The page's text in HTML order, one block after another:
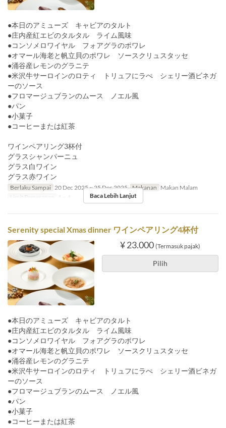
●本日のアミューズ キャビアのタルト
●庄内産紅エビのタルタル ライム風味
●コンソメロワイヤル フォアグラのポワレ
●オマール海老と帆立貝のポワレ ソースクリュスタッセ
●涌谷産レモンのグラニテ
●米沢牛サーロインのロティ トリュフにラぺ シェリー酒ビネガ
ーのソース
●フロマージュブランのムース ノエル風
●パン
●小菓子
●コーヒーまたは紅茶
ワインペアリング3杯付
グラスシャンパーニュ
グラス白ワイン
グラス赤ワイン
Berlaku Sampai 20 Dec 2025 ~ 25 Dec 2025 Makanan Makan Malam
Limit Pemesanan
1 ~ 4 Baca Lebih Lanjut
Serenity special Xmas dinner ワインペアリング4杯付
¥ 23.000 (Termasuk pajak)
Pilih
●本日のアミューズ キャビアのタルト
●庄内産紅エビのタルタル ライム風味
●コンソメロワイヤル フォアグラのポワレ
●オマール海老と帆立貝のポワレ ソースクリュスタッセ
●涌谷産レモンのグラニテ
●米沢牛サーロインのロティ トリュフにラぺ シェリー酒ビネガ
ーのソース
●フロマージュブランのムース ノエル風
●パン
●小菓子
●コーヒーまたは紅茶